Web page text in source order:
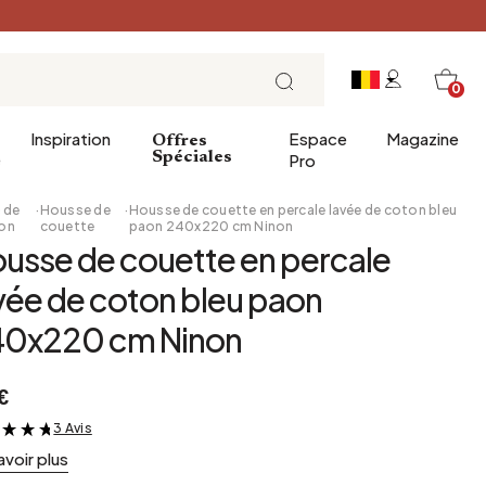
0
salle de bains
bain
Entrée
Salle à manger
Bureau
Inspiration
Petit Déjeuner
Brunch
Déjeuner
Offres
Spéciales
Espace
Pro
Magazine
de
· Housse de
couette
· Housse de couette en percale lavée de coton bleu
paon 240x220 cm Ninon
de couette en percale
de coton bleu paon
cm Ninon
&
3 Avis
plus